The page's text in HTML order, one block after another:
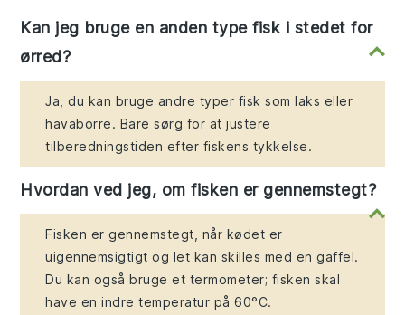
Kan jeg bruge en anden type fisk i stedet for
ørred?
Ja, du kan bruge andre typer fisk som laks eller
havaborre. Bare sørg for at justere
tilberedningstiden efter fiskens tykkelse.
Hvordan ved jeg, om fisken er gennemstegt?
Fisken er gennemstegt, når kødet er
uigennemsigtigt og let kan skilles med en gaffel.
Du kan også bruge et termometer; fisken skal
have en indre temperatur på 60°C.